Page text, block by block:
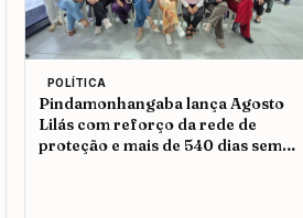
POLÍTICA
Pindamonhangaba lança Agosto
Lilás com reforço da rede de
proteção e mais de 540 dias sem